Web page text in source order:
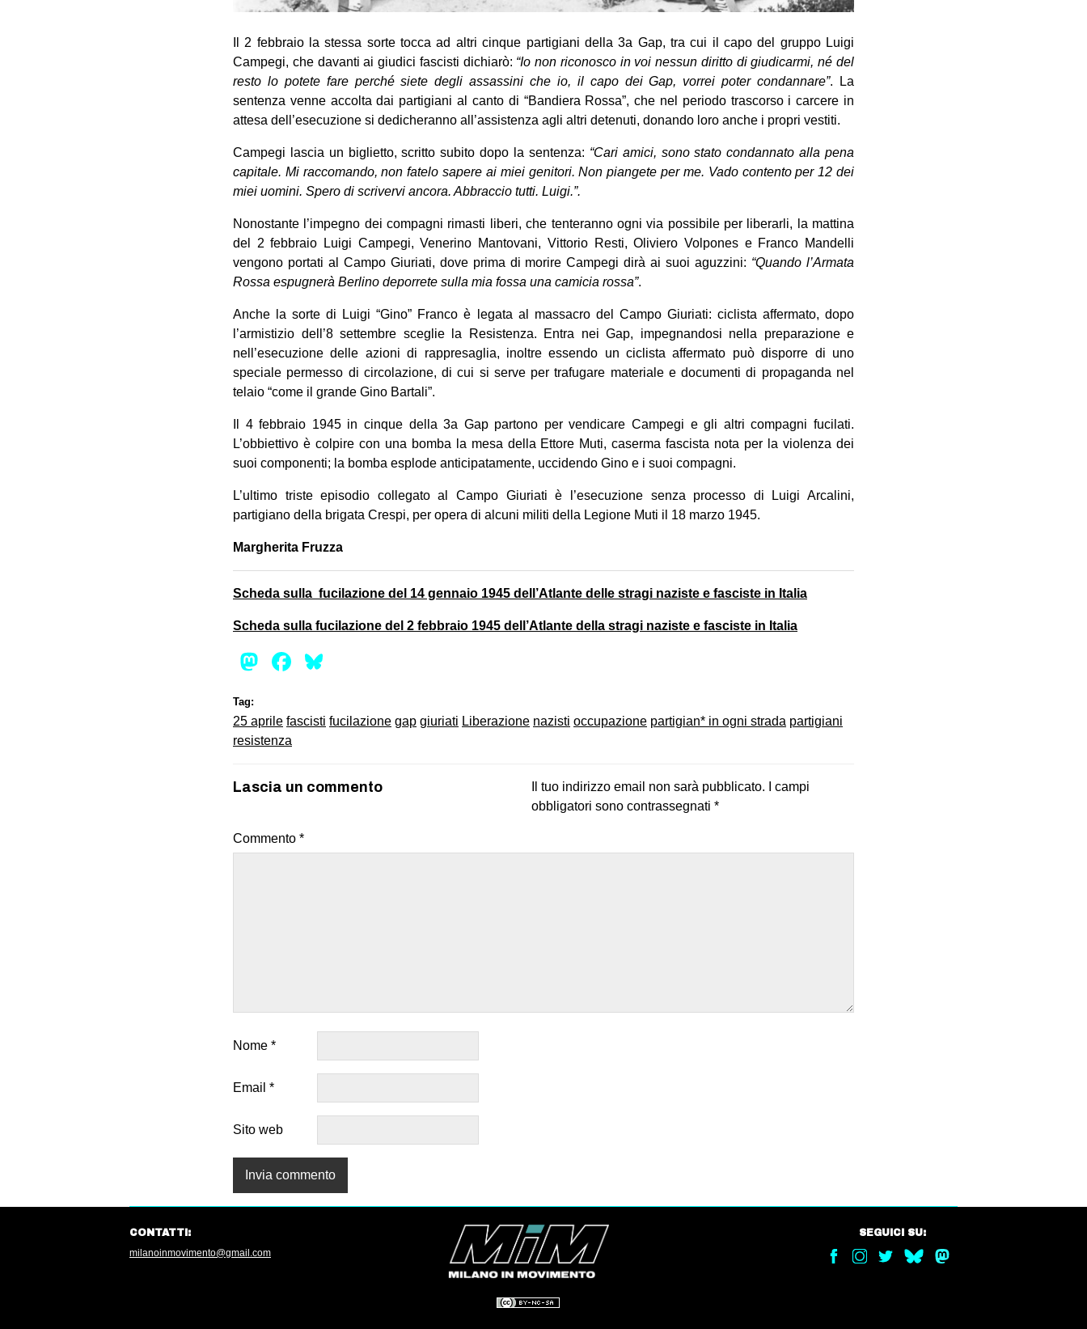
Il 2 febbraio la stessa sorte tocca ad altri cinque partigiani della 3a Gap, tra cui il capo del gruppo Luigi
Campegi, che davanti ai giudici fascisti dichiarò: “Io non riconosco in voi nessun diritto di giudicarmi, né del
resto lo potete fare perché siete degli assassini che io, il capo dei Gap, vorrei poter condannare”. La
sentenza venne accolta dai partigiani al canto di “Bandiera Rossa”, che nel periodo trascorso i carcere in
attesa dell’esecuzione si dedicheranno all’assistenza agli altri detenuti, donando loro anche i propri vestiti.
Campegi lascia un biglietto, scritto subito dopo la sentenza: “Cari amici, sono stato condannato alla pena
capitale. Mi raccomando, non fatelo sapere ai miei genitori. Non piangete per me. Vado contento per 12 dei
miei uomini. Spero di scrivervi ancora. Abbraccio tutti. Luigi.”.
Nonostante l’impegno dei compagni rimasti liberi, che tenteranno ogni via possibile per liberarli, la mattina
del 2 febbraio Luigi Campegi, Venerino Mantovani, Vittorio Resti, Oliviero Volpones e Franco Mandelli
vengono portati al Campo Giuriati, dove prima di morire Campegi dirà ai suoi aguzzini: “Quando l’Armata
Rossa espugnerà Berlino deporrete sulla mia fossa una camicia rossa”.
Anche la sorte di Luigi “Gino” Franco è legata al massacro del Campo Giuriati: ciclista affermato, dopo
l’armistizio dell’8 settembre sceglie la Resistenza. Entra nei Gap, impegnandosi nella preparazione e
nell’esecuzione delle azioni di rappresaglia, inoltre essendo un ciclista affermato può disporre di uno
speciale permesso di circolazione, di cui si serve per trafugare materiale e documenti di propaganda nel
telaio “come il grande Gino Bartali”.
Il 4 febbraio 1945 in cinque della 3a Gap partono per vendicare Campegi e gli altri compagni fucilati.
L’obbiettivo è colpire con una bomba la mesa della Ettore Muti, caserma fascista nota per la violenza dei
suoi componenti; la bomba esplode anticipatamente, uccidendo Gino e i suoi compagni.
L’ultimo triste episodio collegato al Campo Giuriati è l’esecuzione senza processo di Luigi Arcalini,
partigiano della brigata Crespi, per opera di alcuni militi della Legione Muti il 18 marzo 1945.
Margherita Fruzza
Scheda sulla fucilazione del 14 gennaio 1945 dell’Atlante delle stragi naziste e fasciste in Italia
Scheda sulla fucilazione del 2 febbraio 1945 dell’Atlante della stragi naziste e fasciste in Italia
Mastodon
Facebook
Tag:
25 aprile fascisti fucilazione gap giuriati Liberazione nazisti occupazione partigian* in ogni strada partigiani
resistenza
Lascia un commento Il tuo indirizzo email non sarà pubblicato.
I campi
obbligatori sono contrassegnati *
Commento *
Nome *
Email *
Sito web
CONTATTI:
milanoinmovimento@gmail.com
SEGUICI SU: